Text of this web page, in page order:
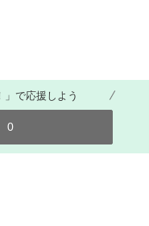
で応援しよう
0